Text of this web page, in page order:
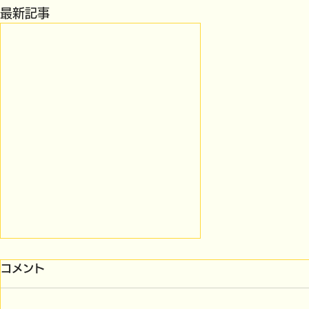
最新記事
コメント